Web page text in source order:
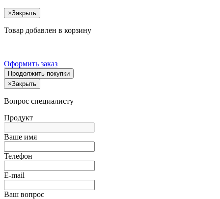
×Закрыть
Товар добавлен в корзину
Оформить заказ
Продолжить покупки
×Закрыть
Вопрос специалисту
Продукт
Ваше имя
Телефон
E-mail
Ваш вопрос